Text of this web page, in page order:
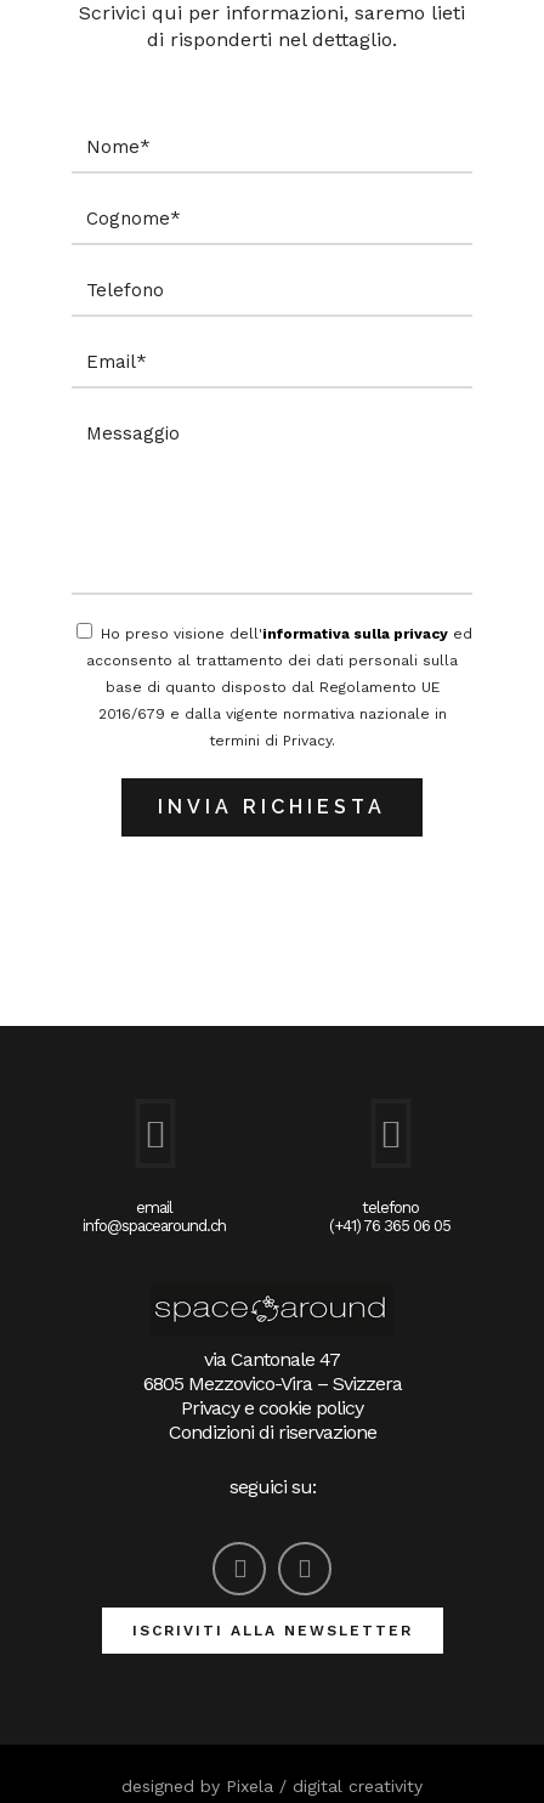
Scrivici qui per informazioni, saremo lieti
di risponderti nel dettaglio.
Ho preso visione dell'informativa sulla privacy ed
acconsento al trattamento dei dati personali sulla
base di quanto disposto dal Regolamento UE
2016/679 e dalla vigente normativa nazionale in
termini di Privacy.
email
info@spacearound.ch
telefono
(+41) 76 365 06 05
via Cantonale 47
6805 Mezzovico-Vira – Svizzera
Privacy e cookie policy
Condizioni di riservazione
seguici su:
ISCRIVITI ALLA NEWSLETTER
designed by Pixela / digital creativity